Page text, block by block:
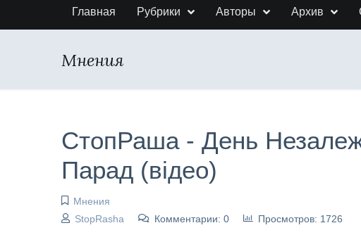
Главная Рубрики Авторы Архив
Мнения
СтопРаша - День
Парад (відео)
Мнения
StopRasha
Комментарии: 0 Просмотров: 1726